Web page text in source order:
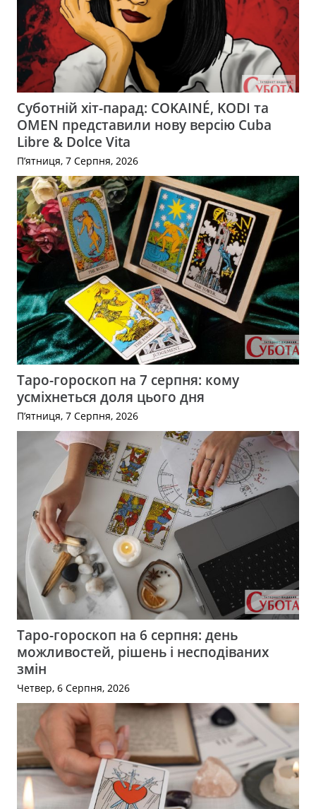
Суботній хіт-парад: COKAINÉ, KODI та
OMEN представили нову версію Cuba
Libre & Dolce Vita
П’ятниця, 7 Серпня, 2026
Таро-гороскоп на 7 серпня: кому
усміхнеться доля цього дня
П’ятниця, 7 Серпня, 2026
Таро-гороскоп на 6 серпня: день
можливостей, рішень і несподіваних
змін
Четвер, 6 Серпня, 2026